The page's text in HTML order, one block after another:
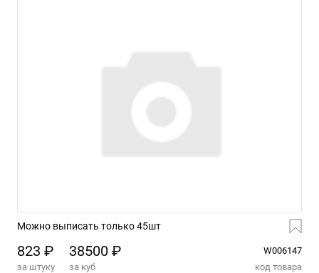
Можно выписать только 45шт
823 ₽ 38500 ₽
W006147
за штуку
за куб код товара